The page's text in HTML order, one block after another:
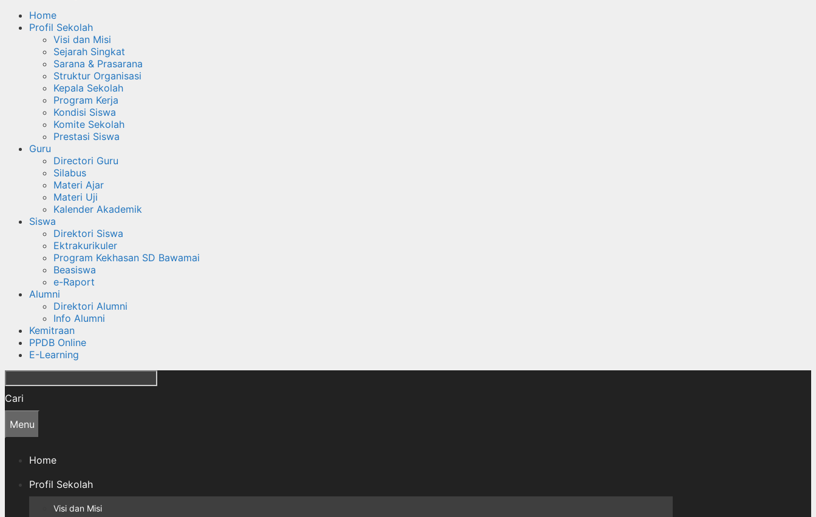
Home
Profil Sekolah
Visi dan Misi
Sejarah Singkat
Sarana & Prasarana
Struktur Organisasi
Kepala Sekolah
Program Kerja
Kondisi Siswa
Komite Sekolah
Prestasi Siswa
Guru
Directori Guru
Silabus
Materi Ajar
Materi Uji
Kalender Akademik
Siswa
Direktori Siswa
Ektrakurikuler
Program Kekhasan SD Bawamai
Beasiswa
e-Raport
Alumni
Direktori Alumni
Info Alumni
Kemitraan
PPDB Online
E-Learning
Cari
Menu
Home
Profil Sekolah
Visi dan Misi